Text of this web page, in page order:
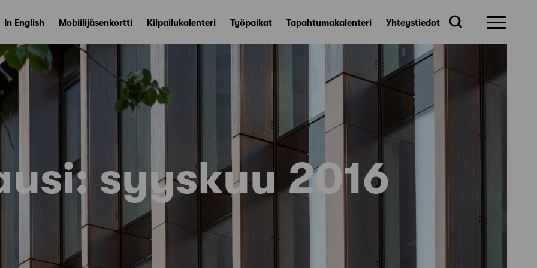
In English Mobiilijäsenkortti Kilpailukalenteri Työpaikat Tapahtumakalenteri Yhteystiedot
syyskuu 2016